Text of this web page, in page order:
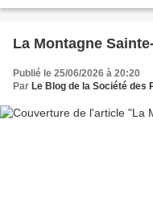
La Montagne
Publié le 25/06/2026 à 20:20
Par Le Blog de la Société des